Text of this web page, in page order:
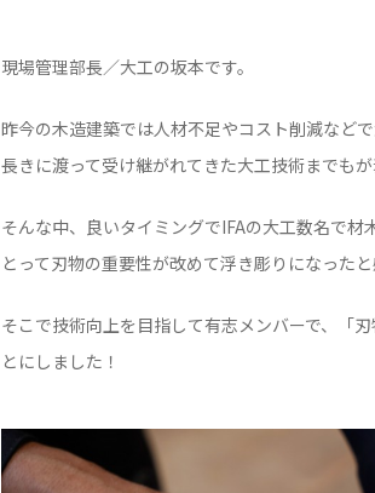
現場管理部長／大工の坂本です。
昨今の木造建築では人材不足やコスト削減など
長きに渡って受け継がれてきた大工技術までも
そんな中、良いタイミングでIFAの大工数名で
とって刃物の重要性が改めて浮き彫りになったと
そこで技術向上を目指して有志メンバーで、「
とにしました！